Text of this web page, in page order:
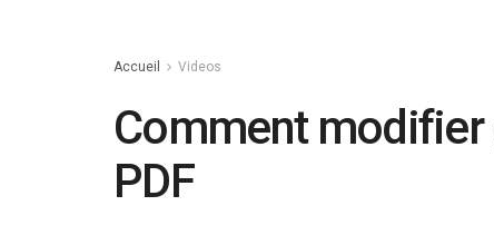
Accueil Videos
Comment
PDF